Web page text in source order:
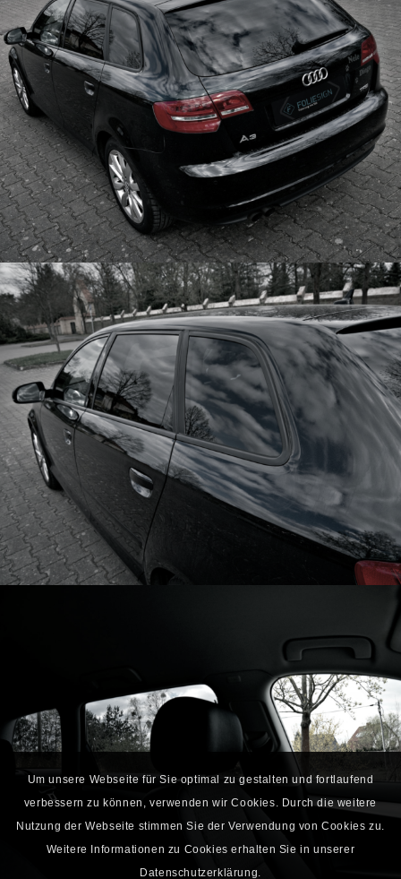
Um unsere Webseite für Sie optimal zu gestalten und fortlaufend
verbessern zu können, verwenden wir Cookies. Durch die weitere
Nutzung der Webseite stimmen Sie der Verwendung von Cookies zu.
Weitere Informationen zu Cookies erhalten Sie in unserer
Datenschutzerklärung.